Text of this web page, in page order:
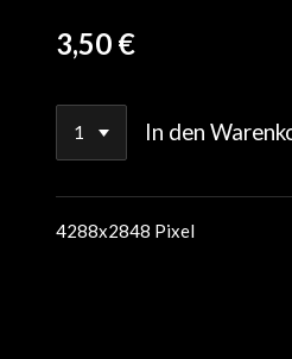
3,50 €
In den
4288x2848 Pixel